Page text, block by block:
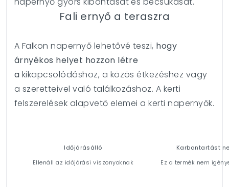
Fali ernyő a teraszra
A Falkon napernyő lehetővé teszi, hogy
árnyékos helyet hozzon létre
a kikapcsolódáshoz, a közös étkezéshez vagy
a szeretteivel való találkozáshoz. A kerti
felszerelések alapvető elemei a kerti napernyők.
Időjárásálló
Ellenáll az időjárási viszonyoknak
Karbantartást
Ez a termék nem